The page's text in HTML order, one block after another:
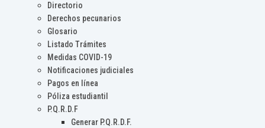
Directorio
Derechos pecunarios
Glosario
Listado Trámites
Medidas COVID-19
Notificaciones judiciales
Pagos en línea
Póliza estudiantil
P.Q.R.D.F
Generar P.Q.R.D.F.